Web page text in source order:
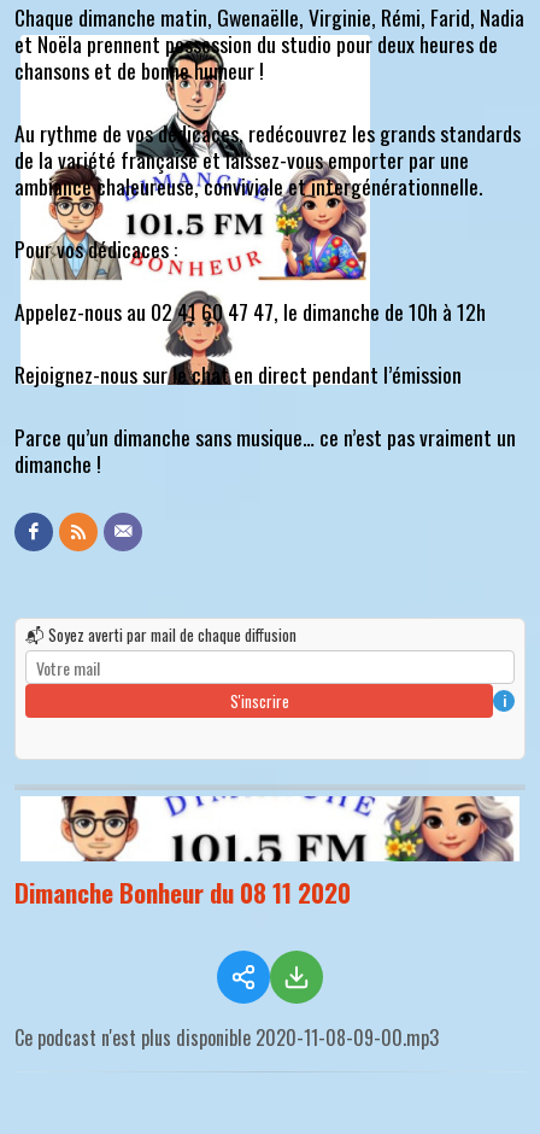
Chaque dimanche matin, Gwenaëlle, Virginie, Rémi, Farid, Nadia
et Noëla prennent possession du studio pour deux heures de
chansons et de bonne humeur !
Au rythme de vos dédicaces, redécouvrez les grands standards
de la variété française et laissez-vous emporter par une
ambiance chaleureuse, conviviale et intergénérationnelle.
Pour vos dédicaces :
Appelez-nous au 02 41 60 47 47, le dimanche de 10h à 12h
Rejoignez-nous sur le chat en direct pendant l’émission
Parce qu’un dimanche sans musique… ce n’est pas vraiment un
dimanche !
📬 Soyez averti par mail de chaque diffusion
S'inscrire i
Dimanche Bonheur du 08 11 2020
Ce podcast n'est plus disponible 2020-11-08-09-00.mp3